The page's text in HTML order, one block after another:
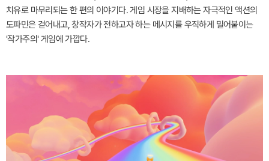
치유로 마무리되는 한 편의 이야기다. 게임 시장을 지배하는 자극적인 액션의
도파민은 걷어내고, 창작자가 전하고자 하는 메시지를 우직하게 밀어붙이는
'작가주의' 게임에 가깝다.